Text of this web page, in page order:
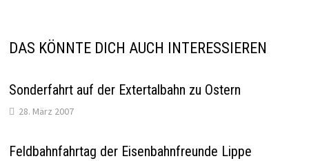
DAS KÖNNTE DICH AUCH INTERESSIEREN
Sonderfahrt auf der Extertalbahn zu Ostern
28. März 2007
Feldbahnfahrtag der Eisenbahnfreunde Lippe